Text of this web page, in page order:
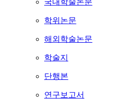
국내학술논문
학위논문
해외학술논문
학술지
단행본
연구보고서